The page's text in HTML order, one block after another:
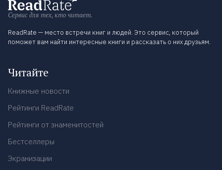
Сервис для тех, кто читает.
ReadRate — место встречи книг и людей. Это сервис, который
поможет вам найти интересные книги и рассказать о них друзьям.
Читайте
Книжные новости
Рейтинги ReadRate
Рейтинги от знаменитостей
Бестселлеры
Экранизации